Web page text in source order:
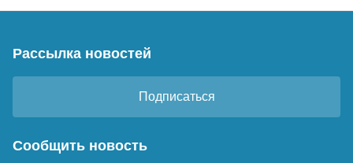
Рассылка новостей
Подписаться
Сообщить новость